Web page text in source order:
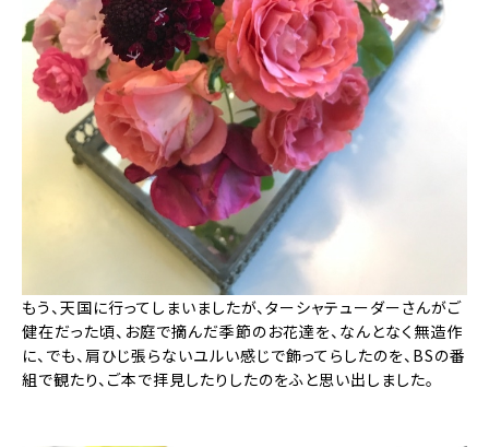
もう、天国に行ってしまいましたが、ターシャテューダーさんがご
健在だった頃、お庭で摘んだ季節のお花達を、なんとなく無造作
に、でも、肩ひじ張らないユルい感じで飾ってらしたのを、BSの番
組で観たり、ご本で拝見したりしたのをふと思い出しました。